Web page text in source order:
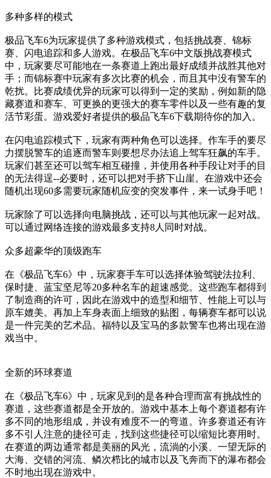
多种多样的模式
极品飞车6为玩家提供了多种游戏模式，包括挑战赛、锦标
赛、闪电追踪和多人游戏。在极品飞车6中文版挑战赛模式
中，玩家要尽可能地在一条赛道上跑出最好成绩并战胜其他对
手；而锦标赛中玩家有多次比赛的机会，而且其中没有警车的
乾扰。比赛成绩优异的玩家可以得到一定的奖励，例如新的隐
藏赛道和赛车、可更换的更强大的赛车零件以及一些有趣的复
活节彩蛋。游戏爱好者提供的极品飞车6下载期待你的加入。
在闪电追踪模式下，玩家有两种角色可以选择。作车手的要尽
力摆脱警车的追逐而警车则要想尽办法追上驾车狂飙的车手。
玩家们甚至还可以驾车相互碰撞，并使用各种手段让对手的目
的无法得逞--必要时，还可以把对手挤下山崖。在游戏中还会
随机出现60多需要玩家随机应变的突发事件，来一试身手吧！
玩家除了可以选择向电脑挑战，还可以与其他玩家一起对战。
可以通过网络连接的游戏最多支持8人同时对战。
众多超豪华的顶级跑车
在《极品飞车6》中，玩家赛手车可以选择体验驾驶法拉利、
保时捷、蓝宝坚尼等20多种名车的超速感觉。这些跑车都得到
了制造商的许可，因此在游戏中的造型和细节、性能上可以与
原车媲美。再加上车身表面上细致的贴图，每辆赛车都可以说
是一件完美的艺术品。福特以及宝马的多款警车也将出现在游
戏当中。
全新的环球赛道
在《极品飞车6》中，玩家见到的是各种合理而富有挑战性的
赛道，这些赛道都是全开放的。游戏中基本上每个赛道都有许
多不同的地形组成，并设有难度不一的弯道。许多赛道还有许
多不引人注意的捷径可走，找到这些捷径可以缩短比赛用时。
在赛道的两边通常都是美丽的风光，流淌的小溪、一望无际的
大海、交错的河流、鳞次栉比的城市以及飞奔而下的瀑布都会
不时地出现在游戏中。